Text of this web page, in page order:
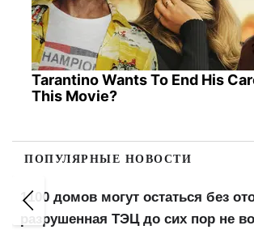
Tarantino Wants To End His
This Movie?
ПОПУЛЯРНЫЕ НОВОСТИ
1100 домов могут остаться без
разрушенная ТЭЦ до сих пор не